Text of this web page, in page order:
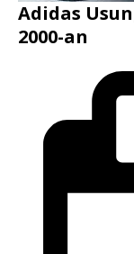
Adidas
2000-an